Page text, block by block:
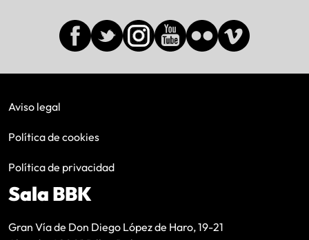
Aviso legal
Política de cookies
Política de privacidad
Sala BBK
Gran Vía de Don Diego López de Haro, 19-21